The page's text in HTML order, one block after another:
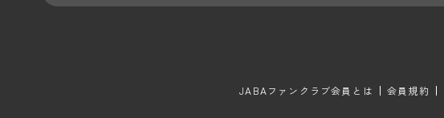
JABAファンクラブ会員とは 会員規約